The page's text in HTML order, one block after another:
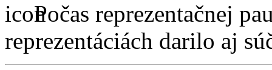
Počas reprezentačnej
reprezentáciách darilo aj